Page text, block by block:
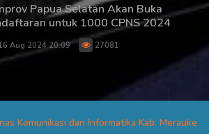
Papua Selatan Akan Buka
untuk 1000 CPNS 2024
Aug 2024 20:09 27081
Komunikasi dan Informatika Kab. Merauke